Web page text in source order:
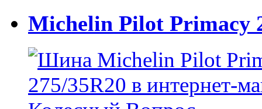
Michelin Pilot Primacy